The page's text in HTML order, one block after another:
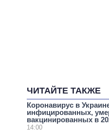
ЧИТАЙТЕ ТАКЖЕ
Коронавирус в
инфицированных,
вакцинированных в
14:00